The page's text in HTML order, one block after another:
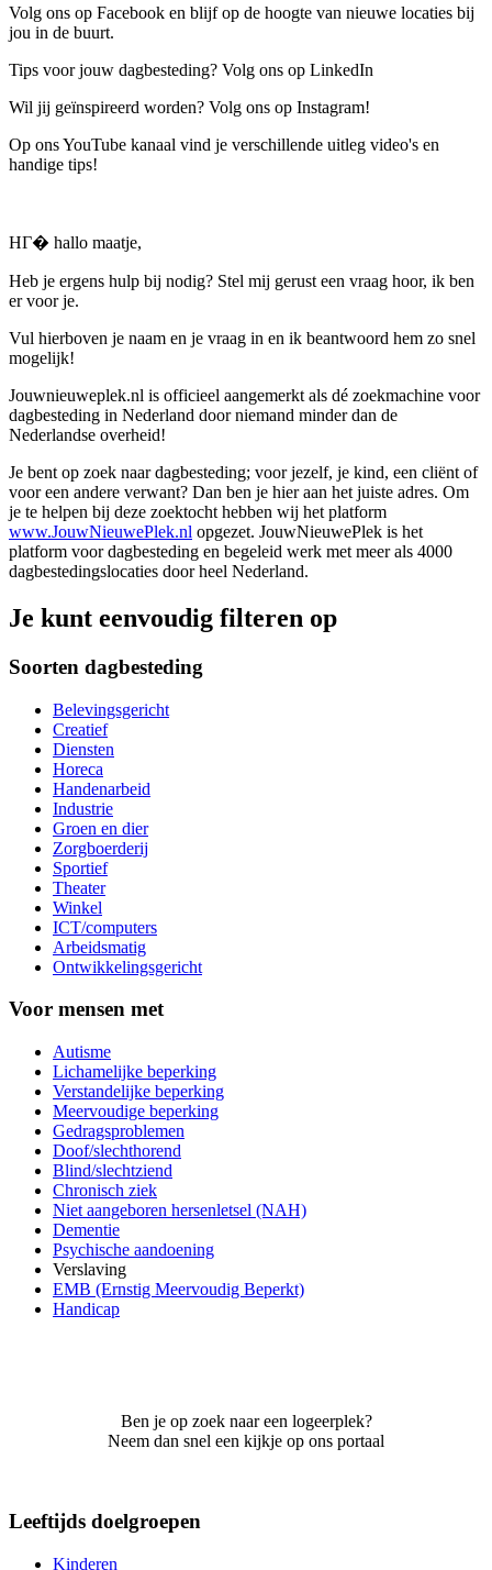
Volg ons op Facebook en blijf op de hoogte van nieuwe locaties bij
jou in de buurt.
Tips voor jouw dagbesteding? Volg ons op LinkedIn
Wil jij geïnspireerd worden? Volg ons op Instagram!
Op ons YouTube kanaal vind je verschillende uitleg video's en
handige tips!
HГ� hallo maatje,
Heb je ergens hulp bij nodig? Stel mij gerust een vraag hoor, ik ben
er voor je.
Vul hierboven je naam en je vraag in en ik beantwoord hem zo snel
mogelijk!
Jouwnieuweplek.nl is officieel aangemerkt als dé zoekmachine voor
dagbesteding in Nederland door niemand minder dan de
Nederlandse overheid!
Je bent op zoek naar dagbesteding; voor jezelf, je kind, een cliënt of
voor een andere verwant? Dan ben je hier aan het juiste adres. Om
je te helpen bij deze zoektocht hebben wij het platform
www.JouwNieuwePlek.nl opgezet. JouwNieuwePlek is het
platform voor dagbesteding en begeleid werk met meer als 4000
dagbestedingslocaties door heel Nederland.
Je kunt eenvoudig filteren op
Soorten dagbesteding
Belevingsgericht
Creatief
Diensten
Horeca
Handenarbeid
Industrie
Groen en dier
Zorgboerderij
Sportief
Theater
Winkel
ICT/computers
Arbeidsmatig
Ontwikkelingsgericht
Voor mensen met
Autisme
Lichamelijke beperking
Verstandelijke beperking
Meervoudige beperking
Gedragsproblemen
Doof/slechthorend
Blind/slechtziend
Chronisch ziek
Niet aangeboren hersenletsel (NAH)
Dementie
Psychische aandoening
Verslaving
EMB (Ernstig Meervoudig Beperkt)
Handicap
Ben je op zoek naar een logeerplek?
Neem dan snel een kijkje op ons portaal
Leeftijds doelgroepen
Kinderen